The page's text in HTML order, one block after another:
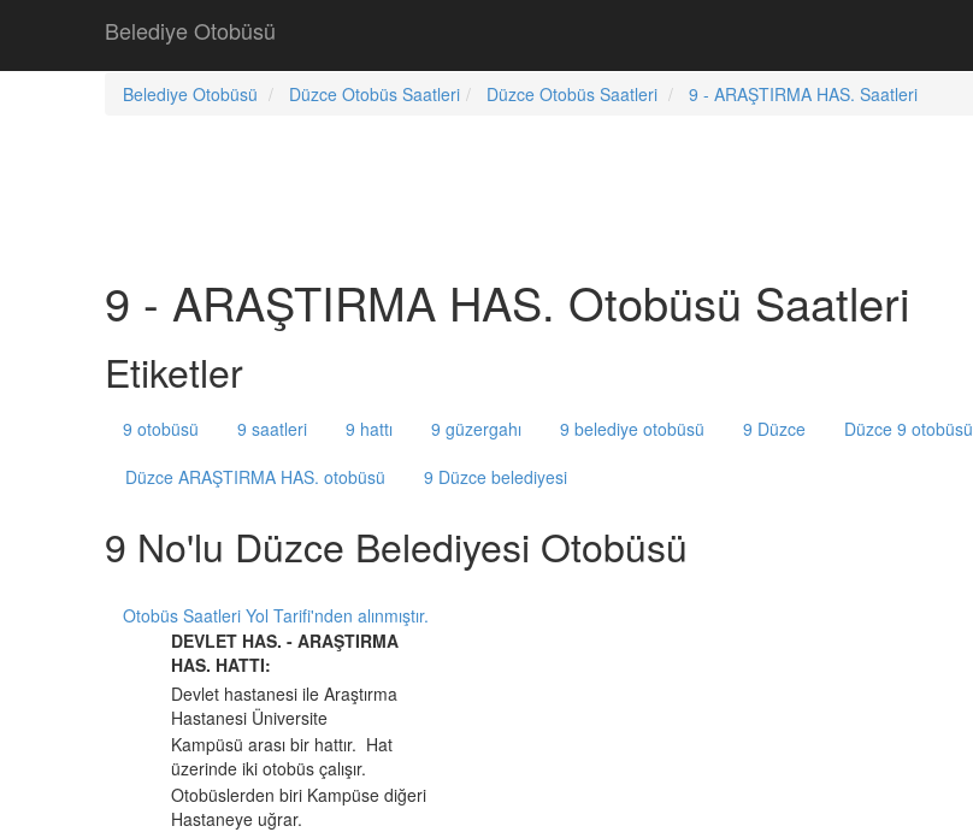
Belediye Otobüsü
Belediye Otobüsü Düzce Otobüs Saatleri Düzce Otobüs Saatleri 9 - ARAŞTIRMA HAS. Saatleri
9 - ARAŞTIRMA HAS. Otobüsü Saatleri
Etiketler
9 otobüsü 9 saatleri 9 hattı 9 güzergahı 9 belediye otobüsü 9 Düzce Düzce 9 otobüsü
Düzce ARAŞTIRMA HAS. otobüsü
9 Düzce belediyesi
9 No'lu Düzce Belediyesi Otobüsü
Otobüs Saatleri Yol Tarifi'nden alınmıştır.
DEVLET HAS. - ARAŞTIRMA
HAS. HATTI:
Devlet hastanesi ile Araştırma
Hastanesi Üniversite
Kampüsü arası bir hattır. Hat
üzerinde iki otobüs çalışır.
Otobüslerden biri Kampüse diğeri
Hastaneye uğrar.